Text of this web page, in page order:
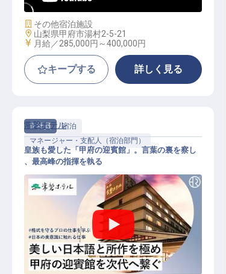
施設業態
その他宿泊施設
勤務地
山梨県甲府市湯村2-5-21
給与
月給／285,000円～400,000円
キープする 詳しく見る
正社員
宿泊
マネージャー・支配人（宿泊部門）
接遇係（幹部候補）│甲府の迎賓館
／「和」を継ぐ／月給28.5万～46万
常磐ホテル
皇族も愛した「甲府の迎賓館」。言葉の裏を察し
、最高峰の指揮を執る